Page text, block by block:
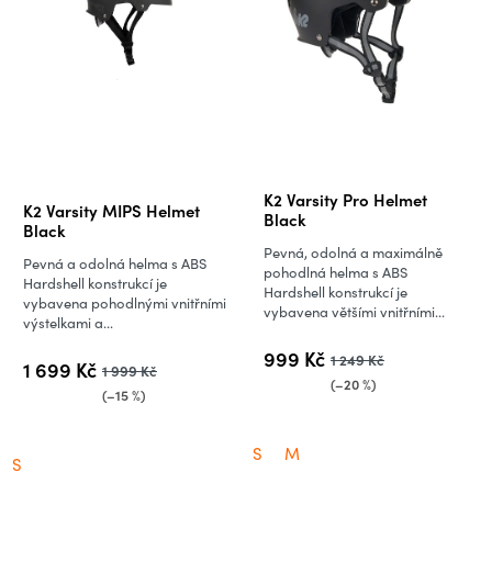
K2 Varsity MIPS Helmet
Black
1 699 Kč 1 999 Kč
(–15 %)
Pevná a odolná helma s ABS
Hardshell konstrukcí je
vybavena pohodlnými vnitřními
výstelkami a...
S
K2 Varsity Pro Helmet
Black
Průměrné
hodnocení
produktu
je
5,0
5
hvězdiček.
999 Kč 1 249 Kč
(–20 %)
Pevná, odolná a maximálně
pohodlná helma s ABS
Hardshell konstrukcí je
vybavena většími vnitřními...
S M